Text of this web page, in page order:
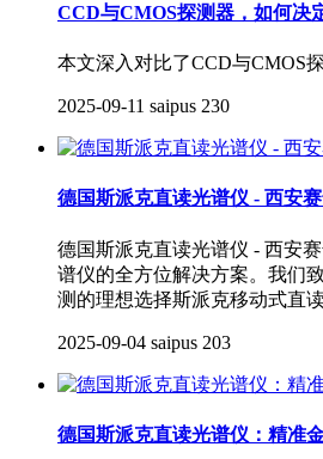
CCD与CMOS探测器，如何决
本文深入对比了CCD与CMOS
2025-09-11 saipus 230
德国斯派克直读光谱仪 - 西安
德国斯派克直读光谱仪 - 西安
谱仪的全方位解决方案。我们
测的理想选择斯派克移动式直
2025-09-04 saipus 203
德国斯派克直读光谱仪：精准